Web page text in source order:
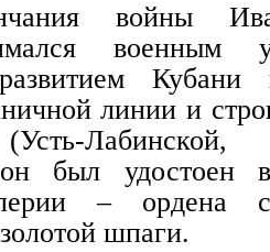
войны
военным
развитием
линии и
Лабинской,
был удостоен
– ордена
шпаги.